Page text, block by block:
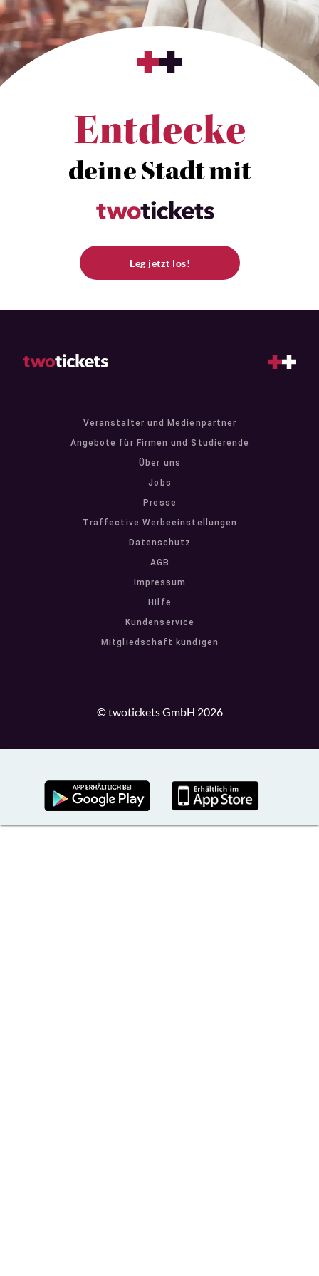
Entdecke
deine Stadt mit
Leg jetzt los!
Veranstalter und Medienpartner
Angebote für Firmen und Studierende
Über uns
Jobs
Presse
Traffective Werbeeinstellungen
Datenschutz
AGB
Impressum
Hilfe
Kundenservice
Mitgliedschaft kündigen
© twotickets GmbH 2026